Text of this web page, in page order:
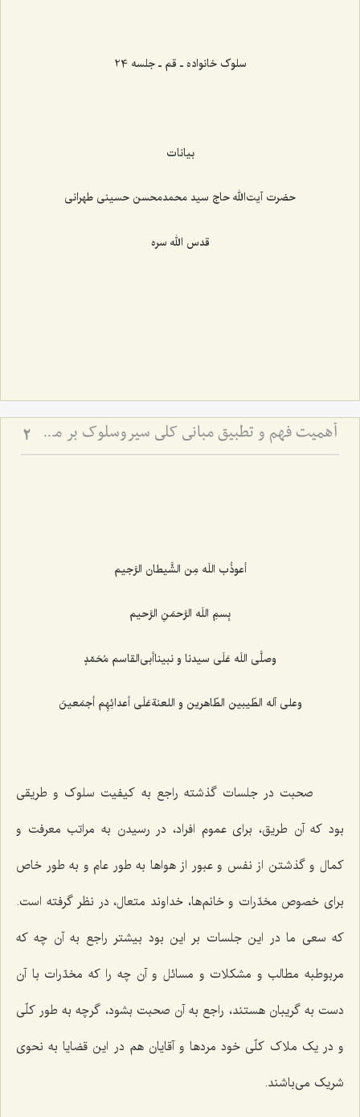
سلوک خانواده ـ قم ـ جلسه 24
بیانات
حضرت آیت‌الله حاج سید محمدمحسن حسینی طهرانی
قدس الله سره
أهمیت فهم و تطبیق مبانی كلی سیروسلوك بر مسائل جزئی زندگی 2
أعوذُب اللَه مِن الشَّیطان الرَّجیم‌
بِسمِ اللَه الرَّحمَنِ الرَّحیم‌
وصلَّى اللَه عَلَی سیدنا و نبیناأبى‌القاسم مُحَمّدٍ
وعلى آله الطّیبین الطّاهرین و اللعنةعَلَی أعدائِهِم أجمَعینَ‌
صحبت در جلسات گذشته راجع به کیفیت سلوک و طریقی
بود که آن طریق، برای عموم افراد، در رسیدن به مراتب معرفت و
کمال و گذشتن از نفس و عبور از هواها به طور عام و به طور خاص
برای خصوص مخدّرات و خانم‌ها، خداوند متعال، در نظر گرفته است.
که سعی ما در این جلسات بر این بود بیشتر راجع به آن چه که
مربوطبه مطالب و مشکلات و مسائل و آن چه را که مخدّرات با آن
دست به گریبان هستند، راجع به آن صحبت بشود، گرچه به طور کلّی
و در یک ملاک کلّی خود مردها و آقایان هم در این قضایا به نحوی
شریک می‌باشند.